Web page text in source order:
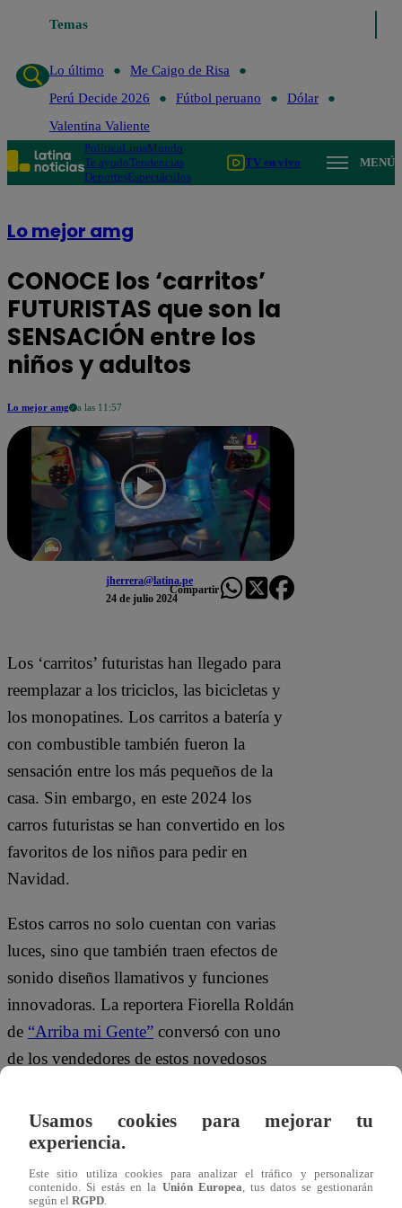
TemasLo último
Lo último
Me Caigo de Risa
Perú Decide 2026
Fútbol peruano
Dólar
Valentina Valiente
PolíticaLimaMundo
Te ayudoTendencias
DeportesEspectáculos
TV en vivo MENÚ
Lo mejor amg
CONOCE los ‘carritos’
FUTURISTAS que son la
SENSACIÓN entre los
niños y adultos
Lo mejor amg a las 11:57
jherrera@latina.pe
24 de julio 2024
Compartir
Los ‘carritos’ futuristas han llegado para
reemplazar a los triciclos, las bicicletas y
los monopatines. Los carritos a batería y
con combustible también fueron la
sensación entre los más pequeños de la
casa. Sin embargo, en este 2024 los
carros futuristas se han convertido en los
favoritos de los niños para pedir en
Navidad.
Estos carros no solo cuentan con varias
luces, sino que también traen efectos de
sonido diseños llamativos y funciones
innovadoras. La reportera Fiorella Roldán
de “Arriba mi Gente” conversó con uno
de los vendedores de estos novedosos
cuentan con mejoras de batería y que
algunos son capaces de soportar hasta
150 kilos.
Usamos cookies para mejorar tu
experiencia.
Este sitio utiliza cookies para analizar el tráfico y personalizar
contenido. Si estás en la Unión Europea, tus datos se gestionarán
según el RGPD.